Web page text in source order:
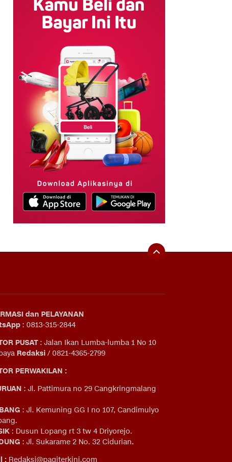
dan PELAYANAN
: 0813-315-2844
PUSAT: Jalan Ikan Lumba-lumba 1 No 10
Redaksi / 0821-4365-2799
PERWAKILAN :
: Jl. Pattimura no 29 Cangkringmalang
: Jl. Kemuning GG I no 107, Candimulyo
: Dusun Lopang rt 3 tw 4 Driyorejo.
: Jl. Sukarame 2 No. 32 Cidurian.
: Redaksi@pagiterkini.com